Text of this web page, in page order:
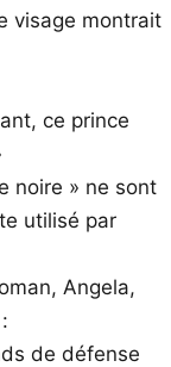
visage montrait
ce prince
noire » ne sont
utilisé par
Angela,
de défense